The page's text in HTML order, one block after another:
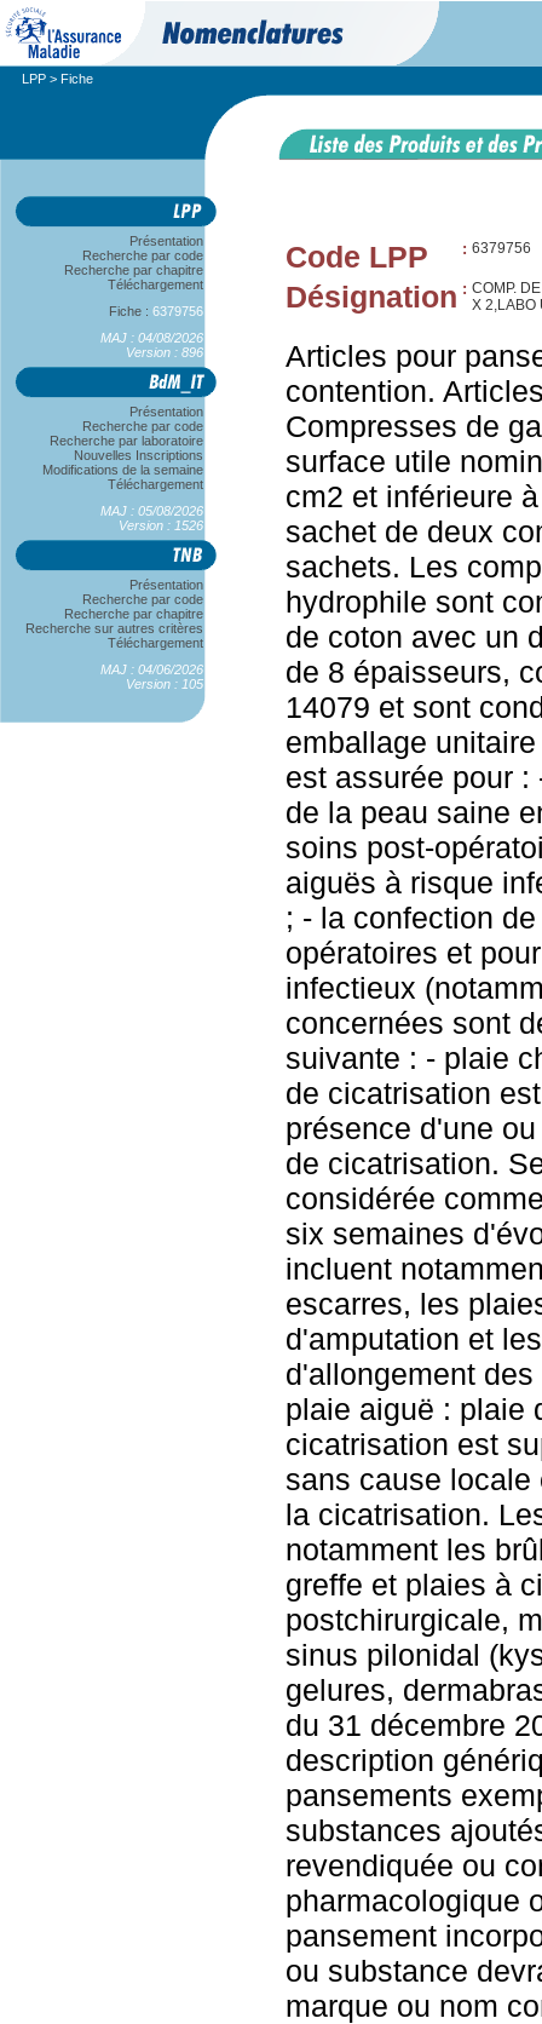
LPP > Fiche
Présentation
Recherche par code
Recherche par chapitre
Téléchargement
Fiche : 6379756
MAJ : 04/08/2026
Version : 896
Présentation
Recherche par code
Recherche par laboratoire
Nouvelles Inscriptions
Modifications de la semaine
Téléchargement
MAJ : 05/08/2026
Version : 1526
Présentation
Recherche par code
Recherche par chapitre
Recherche sur autres critères
Téléchargement
MAJ : 04/06/2026
Version : 105
Code LPP : 6379756
Désignation : COMP.
X 2,LABO
Articles pour
contention.
Compresses de
surface utile
cm2 et inférieure
sachet de deux
sachets. Les
hydrophile sont
de coton avec un
de 8 épaisseurs,
14079 et sont
emballage
est assurée pour
de la peau saine
soins post-
aiguës à risque
; - la confection
opératoires et
infectieux
concernées sont
suivante : - plaie
de cicatrisation
présence d'une
de cicatrisation.
considérée
six semaines
incluent
escarres, les
d'amputation et
d'allongement
plaie aiguë : plaie
cicatrisation est
sans cause locale
la cicatrisation.
notamment les
greffe et plaies à
postchirurgicale,
sinus pilonidal
gelures,
du 31 décembre
description
pansements
substances
revendiquée ou
pharmacologique
pansement
ou substance
marque ou nom